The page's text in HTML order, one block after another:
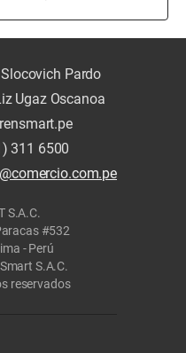
Pardo
Ugaz Oscanoa
311 6500
S.A.C.
#532
- Perú
S.A.C.
reservados